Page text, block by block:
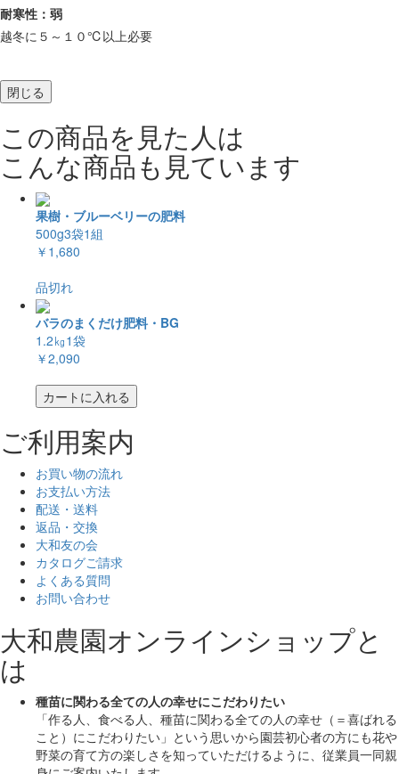
耐寒性：弱
越冬に５～１０℃以上必要
閉じる
この商品を見た人は
こんな商品も見ています
果樹・ブルーベリーの肥料
500g3袋1組
￥1,680
品切れ
バラのまくだけ肥料・BG
1.2㎏1袋
￥2,090
カートに入れる
ご利用案内
お買い物の流れ
お支払い方法
配送・送料
返品・交換
大和友の会
カタログご請求
よくある質問
お問い合わせ
大和農園オンラインショップと
は
種苗に関わる全ての人の幸せにこだわりたい
「作る人、食べる人、種苗に関わる全ての人の幸せ（＝喜ばれる
こと）にこだわりたい」 という思いから園芸初心者の方にも花や
野菜の育て方の楽しさを知っていただけるように、従業員一同親